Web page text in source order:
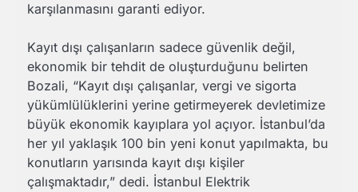
karşılanmasını garanti ediyor.
Kayıt dışı çalışanların sadece güvenlik değil,
ekonomik bir tehdit de oluşturduğunu belirten
Bozali, “Kayıt dışı çalışanlar, vergi ve sigorta
yükümlülüklerini yerine getirmeyerek devletimize
büyük ekonomik kayıplara yol açıyor. İstanbul’da
her yıl yaklaşık 100 bin yeni konut yapılmakta, bu
konutların yarısında kayıt dışı kişiler
çalışmaktadır,” dedi. İstanbul Elektrik